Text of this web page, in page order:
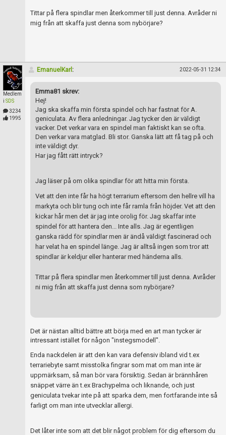
Tittar på flera spindlar men återkommer till just denna. Avråder ni
mig från att skaffa just denna som nybörjare?
Medlem
i SDS
3234
1995
EmanuelKarl : 2022-05-31 12:34
Emma81 skrev:
Hej!
Jag ska skaffa min första spindel och har fastnat för A.
geniculata. Av flera anledningar. Jag tycker den är väldigt
vacker. Det verkar vara en spindel man faktiskt kan se ofta.
Den verkar vara matglad. Bli stor. Ganska lätt att få tag på och
inte väldigt dyr.
Har jag fått rätt intryck?
Jag läser på om olika spindlar för att hitta min första.
Vet att den inte får ha högt terrarium eftersom den hellre vill ha
markyta och blir tung och inte får ramla från höjder. Vet att den
kickar hår men det är jag inte orolig för. Jag skaffar inte
spindel för att hantera den... Inte alls. Jag är egentligen
ganska rädd för spindlar men är ändå väldigt fascinerad och
har velat ha en spindel länge. Jag är alltså ingen som tror att
spindlar är keldjur eller hanterar med händerna alls.
Tittar på flera spindlar men återkommer till just denna. Avråder
ni mig från att skaffa just denna som nybörjare?
Det är nästan alltid bättre att börja med en art man tycker är
intressant istället för någon "instegsmodell".
Enda nackdelen är att den kan vara defensiv ibland vid t.ex
terrariebyte samt misstolka fingrar som mat om man inte är
uppmärksam, så man bör vara försiktig. Sedan är brännhåren
snäppet värre än t.ex Brachypelma och liknande, och just
geniculata tvekar inte på att sparka dem, men fortfarande inte så
farligt om man inte utvecklar allergi.
Det låter inte som att det blir något problem för dig eftersom du